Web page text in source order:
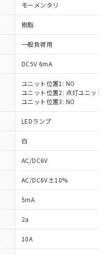
モーメンタリ
樹脂
一般負荷用
DC5V 6mA
ユニット位置1: NO
ユニット位置2: 点灯ユニット
ユニット位置3: NO
LEDランプ
白
AC/DC6V
AC/DC6V±10%
5mA
2a
10A
だき、同意のうえ
および標準価格
いただくもので
指令（10物質）の
提供可能な商品で
（10物質）の非含
替える予定のある
指令（10物質）の
、対応品を出す予
指令（10物質）の
または確認中の
など無形物で、有
商品です。
有率が中国RoHSの
示します。